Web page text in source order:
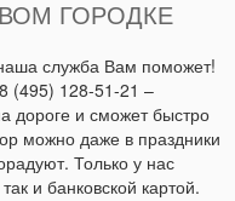
ГОРОДКЕ
служба Вам поможет!
(495) 128-51-21 –
дороге и сможет быстро
можно даже в праздники
Только у нас
и банковской картой.